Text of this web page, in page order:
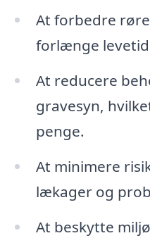
At forbedre
forlænge
At reducere
gravesyn,
penge.
At minimere
lækager og
At beskytte